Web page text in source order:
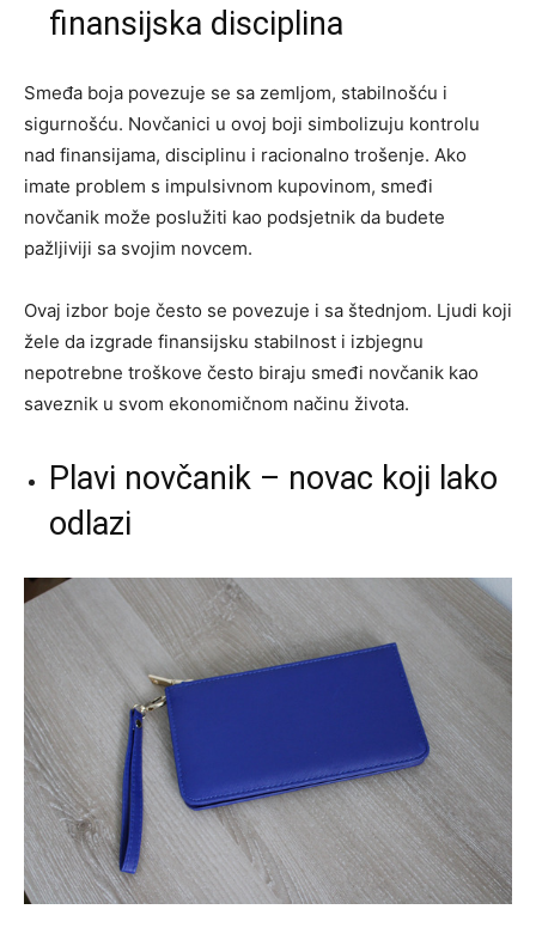
finansijska disciplina
Smeđa boja povezuje se sa zemljom, stabilnošću i
sigurnošću. Novčanici u ovoj boji simbolizuju kontrolu
nad finansijama, disciplinu i racionalno trošenje. Ako
imate problem s impulsivnom kupovinom, smeđi
novčanik može poslužiti kao podsjetnik da budete
pažljiviji sa svojim novcem.
Ovaj izbor boje često se povezuje i sa štednjom. Ljudi koji
žele da izgrade finansijsku stabilnost i izbjegnu
nepotrebne troškove često biraju smeđi novčanik kao
saveznik u svom ekonomičnom načinu života.
Plavi novčanik – novac koji lako
odlazi